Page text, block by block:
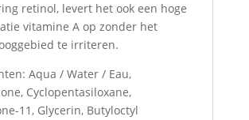
retinol, levert het ook een hoge
vitamine A op zonder het
te irriteren.
Aqua / Water / Eau,
Cyclopentasiloxane,
11, Glycerin, Butyloctyl